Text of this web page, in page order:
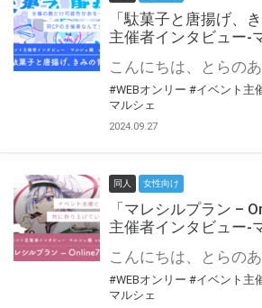
「駄菓子と唐揚げ、
主催者インタビュー-
#WEBオンリー #イベント主
マルシェ
2024.09.27
同人 女性向け
「マレシルプラン –
主催者インタビュー-
#WEBオンリー #イベント主
マルシェ